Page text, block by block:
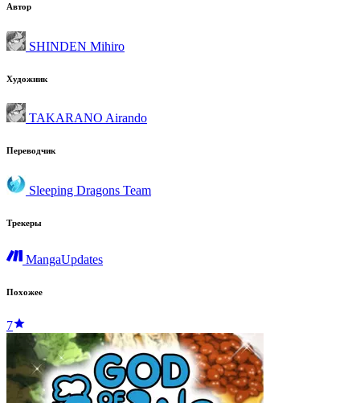
Автор
SHINDEN Mihiro
Художник
TAKARANO Airando
Переводчик
Sleeping Dragons Team
Трекеры
MangaUpdates
Похожее
7